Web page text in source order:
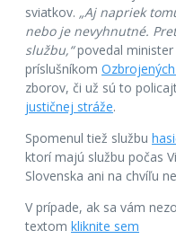
sviatkov. „Aj napriek
nebo je nevyhnutné.
službu,“povedal minister
príslušníkom
zborov, či už sú to
justičnej stráže.
Spomenul tiež službu
ktorí majú službu počas
Slovenska ani na chvíľu
V prípade, ak sa vám
textom kliknite sem